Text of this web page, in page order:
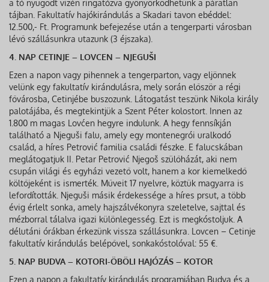
a tó nyugodt vizén ringatózva gyönyörködhetünk a páratlan
tájban. Fakultatív hajókirándulás a Skadari tavon ebéddel:
12.500,- Ft. Programunk befejezése után a tengerparti városban
lévő szállásunkra utazunk (3 éjszaka).
4. NAP CETINJE – LOVCEN – NJEGUŠI
Ezen a napon vagy pihennek a tengerparton, vagy eljönnek
velünk egy fakultatív kirándulásra, mely során először a régi
fővárosba, Cetinjébe buszozunk. Látogatást teszünk Nikola király
palotájába, és megtekintjük a Szent Péter kolostort. Innen az
1.800 m magas Lovćen hegyre indulunk. A hegy fennsíkján
található a Njeguši falu, amely egy montenegrói uralkodó
család, a híres Petrović familia családi fészke. E falucskában
meglátogatjuk II. Petar Petrović Njegoš szülőházát, aki nem
csupán világi és egyházi vezető volt, hanem a kor kiemelkedő
költőjeként is ismerték. Műveit 17 nyelvre, köztük magyarra is
lefordították. Njeguši másik érdekessége a híres prsut, a több
évig érlelt sonka, amely hajszálvékonyra szeletelve, sajttal és
mézborral tálalva igazi különlegesség. Ezt is megkóstoljuk. A
délutáni órákban érkezünk vissza szállásunkra. Lovcen – Cetinje
fakultatív kirándulás belépővel, sonkakóstolóval: 55 €.
5. NAP BUDVA – KOTORI-ÖBÖLI HAJÓZÁS – KOTOR
Ezen a napon a fakultatív kirándulás programjában Budva és a